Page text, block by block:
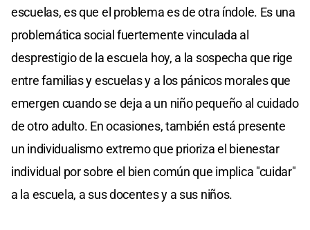
escuelas, es que el problema es de otra índole. Es una
problemática social fuertemente vinculada al
desprestigio de la escuela hoy, a la sospecha que rige
entre familias y escuelas y a los pánicos morales que
emergen cuando se deja a un niño pequeño al cuidado
de otro adulto. En ocasiones, también está presente
un individualismo extremo que prioriza el bienestar
individual por sobre el bien común que implica "cuidar"
a la escuela, a sus docentes y a sus niños.